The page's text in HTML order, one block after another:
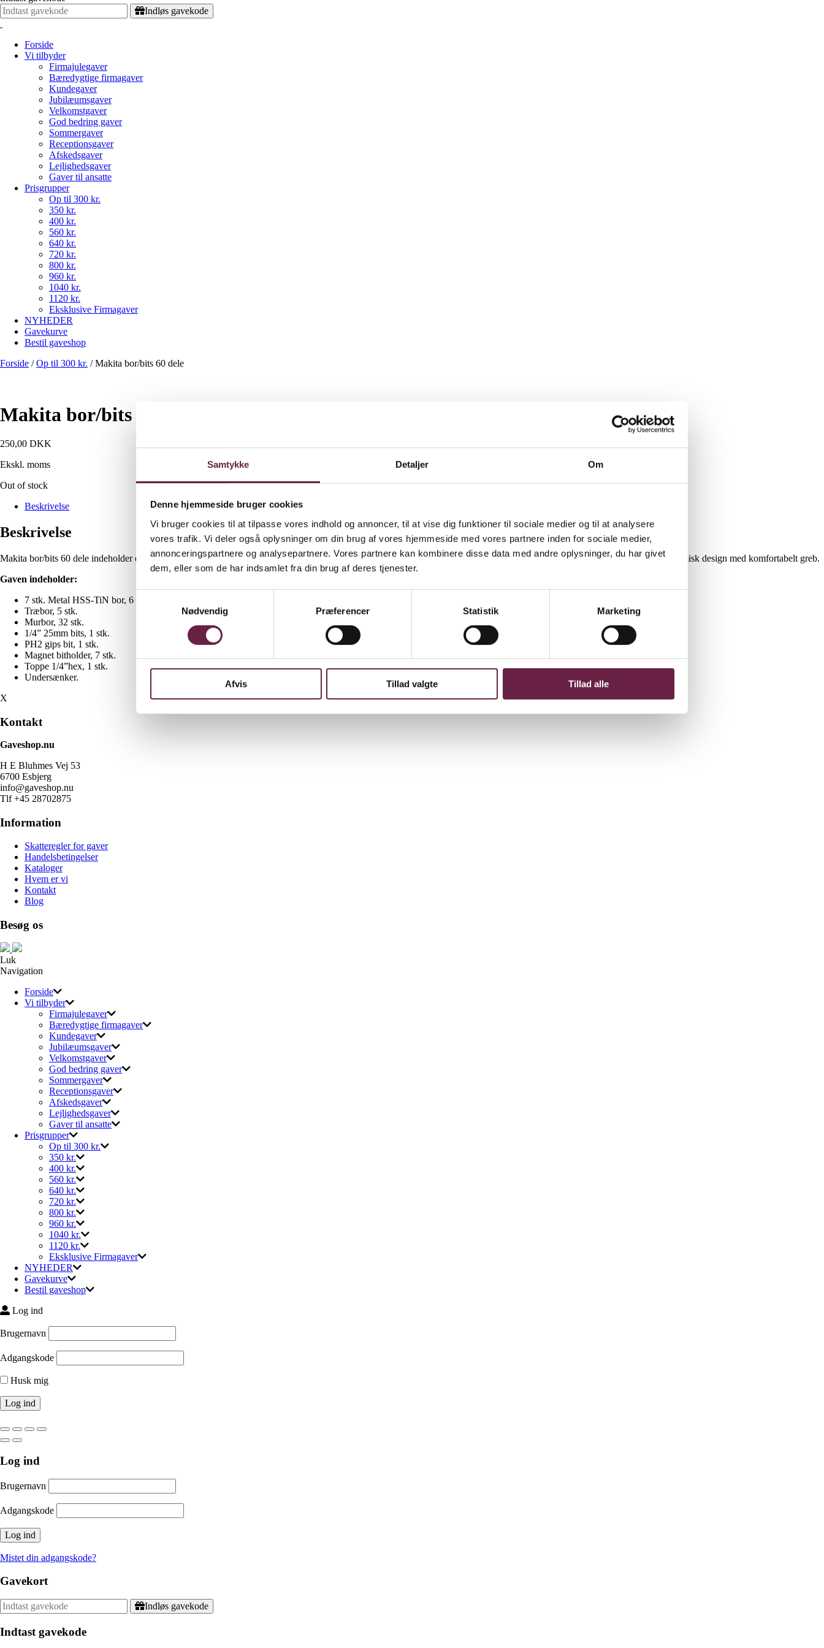
Samtykke Detaljer Om
Denne hjemmeside bruger cookies
Vi bruger cookies til at tilpasse vores indhold og annoncer, til at vise dig funktioner til sociale medier og til at analysere
vores trafik. Vi deler også oplysninger om din brug af vores hjemmeside med vores partnere inden for sociale medier,
annonceringspartnere og analysepartnere. Vores partnere kan kombinere disse data med andre oplysninger, du har givet
dem, eller som de har indsamlet fra din brug af deres tjenester.
Nødvendig
Præferencer Statistik Marketing
Afvis Tillad valgte Tillad alle
Indløs gavekode
Forside
Vi tilbyder
Firmajulegaver
Bæredygtige firmagaver
Kundegaver
Jubilæumsgaver
Velkomstgaver
God bedring gaver
Sommergaver
Receptionsgaver
Afskedsgaver
Lejlighedsgaver
Gaver til ansatte
Prisgrupper
Op til 300 kr.
350 kr.
400 kr.
560 kr.
640 kr.
720 kr.
800 kr.
960 kr.
1040 kr.
1120 kr.
Eksklusive Firmagaver
NYHEDER
Gavekurve
Bestil gaveshop
Forside /Op til 300 kr. /Makita bor/bits 60 dele
Makita bor/bits 60 dele
250,00 DKK
Ekskl. moms
Out of stock
Beskrivelse
Beskrivelse
Makita bor/bits 60 dele indeholder et godt udvalg af bits og bor. Leveret i praktisk kuffert for let transport og opbevaring. Sættet indeholder forskellige størrelser og har et ergonomisk design med komfortabelt greb.
Gaven indeholder:
7 stk. Metal HSS-TiN bor, 6 stk.
Træbor, 5 stk.
Murbor, 32 stk.
1/4” 25mm bits, 1 stk.
PH2 gips bit, 1 stk.
Magnet bitholder, 7 stk.
Toppe 1/4”hex, 1 stk.
Undersænker.
X
Kontakt
Gaveshop.nu
H E Bluhmes Vej 53
6700 Esbjerg
info@gaveshop.nu
Tlf +45 28702875
Information
Skatteregler for gaver
Handelsbetingelser
Kataloger
Hvem er vi
Kontakt
Blog
Besøg os
Luk
Navigation
Forside
Vi tilbyder
Firmajulegaver
Bæredygtige firmagaver
Kundegaver
Jubilæumsgaver
Velkomstgaver
God bedring gaver
Sommergaver
Receptionsgaver
Afskedsgaver
Lejlighedsgaver
Gaver til ansatte
Prisgrupper
Op til 300 kr.
350 kr.
400 kr.
560 kr.
640 kr.
720 kr.
800 kr.
960 kr.
1040 kr.
1120 kr.
Eksklusive Firmagaver
NYHEDER
Gavekurve
Bestil gaveshop
Log ind
Brugernavn
Adgangskode
Husk mig
Log ind
Brugernavn
Adgangskode
Mistet din adgangskode?
Gavekort
Indløs gavekode
Indtast gavekode